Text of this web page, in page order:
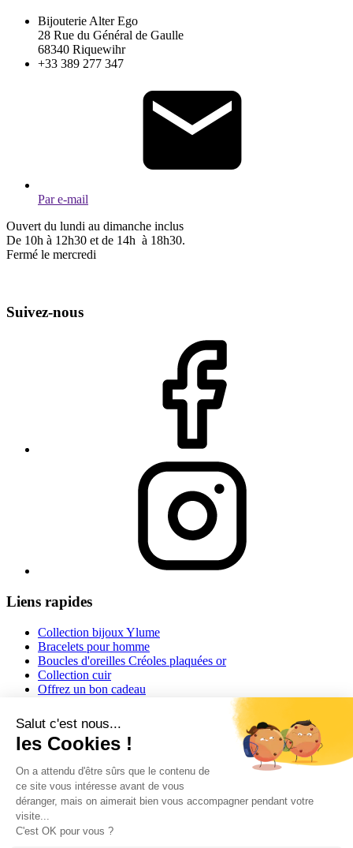
Bijouterie Alter Ego
28 Rue du Général de Gaulle
68340 Riquewihr
+33 389 277 347
Par e-mail
Ouvert du lundi au dimanche inclus
De 10h à 12h30 et de 14h à 18h30.
Fermé le mercredi
Suivez-nous
Liens rapides
Collection bijoux Ylume
Bracelets pour homme
Boucles d'oreilles Créoles plaquées or
Collection cuir
Offrez un bon cadeau
Informations
Conditions générales de vente
Mentions légales
Conseils et astuces
Informations livraisons
Retour ou échange
Guide des tailles
Contact